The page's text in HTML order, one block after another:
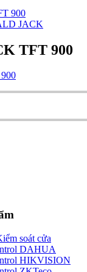
JACK
TFT 900
soát cửa
DAHUA
HIKVISION